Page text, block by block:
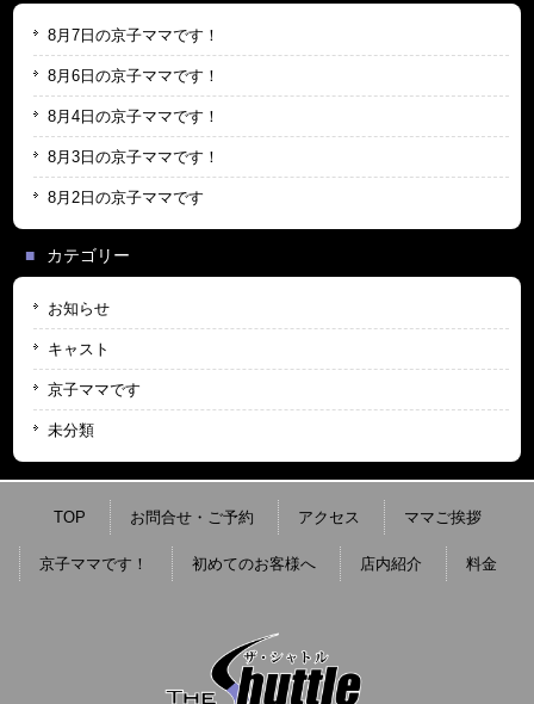
8月7日の京子ママです！
8月6日の京子ママです！
8月4日の京子ママです！
8月3日の京子ママです！
8月2日の京子ママです
カテゴリー
お知らせ
キャスト
京子ママです
未分類
TOP お問合せ・ご予約 アクセス ママご挨拶
京子ママです！ 初めてのお客様へ 店内紹介 料金